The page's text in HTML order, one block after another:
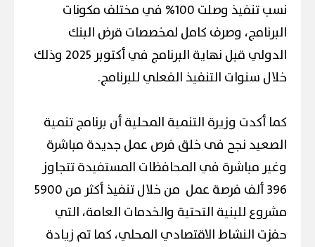
نسب تنفيذ وصلت 100% في مختلف مكونات
البرنامج، وصرف كامل لمخصصات قرض البنك
الدولي قبل نهاية البرنامج في أكتوبر 2025 وذلك
خلال سنوات التنفيذ الفعلي للبرنامج.
كما أكدت وزيرة التنمية المحلية أن برنامج تنمية
الصعيد نجح فى خلق فرص عمل جديدة مباشرة
وغير مباشرة في المحافظات المستفيدة تتجاوز
396 ألف فرصة عمل من خلال تنفيذ أكثر من 5900
مشروع للبنية التحتية والخدمات العامة، التي
حفزت النشاط الاقتصادي المحلي، كما تم زيادة